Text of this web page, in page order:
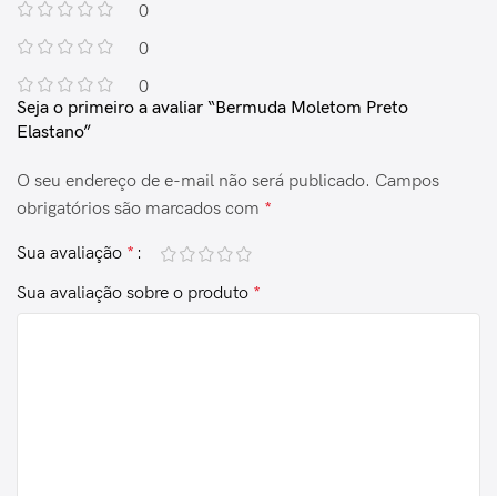
0
0
0
Seja o primeiro a avaliar “Bermuda Moletom Preto
Elastano”
O seu endereço de e-mail não será publicado. Campos
obrigatórios são marcados com *
Sua avaliação *
Sua avaliação sobre o produto *